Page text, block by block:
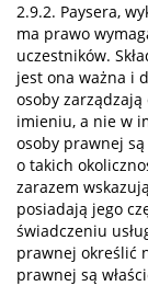
2.9.2. Paysera,
ma prawo
uczestników.
jest ona ważna i
osoby
imieniu, a nie w
osoby prawnej
o takich
zarazem
posiadają jego
świadczeniu
prawnej określić
prawnej są